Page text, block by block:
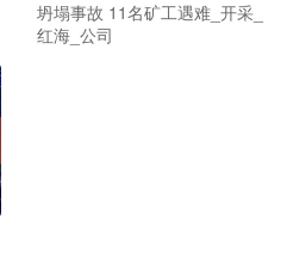
坍塌事故 11名矿工遇难_开采_
红海_公司